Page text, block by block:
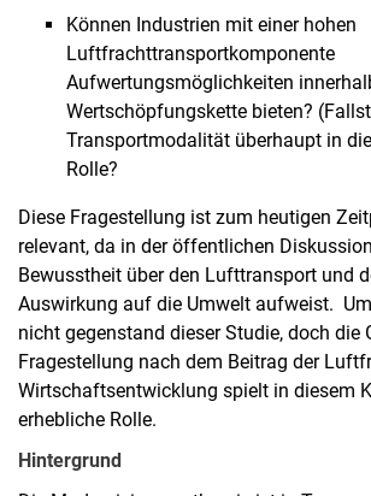
Können Industrien mit einer hohen
Luftfrachttransportkomponente
Aufwertungsmöglichkeiten
Wertschöpfungskette bieten?
Transportmodalität überhaupt in
Rolle?
Diese Fragestellung ist zum heutigen
relevant, da in der öffentlichen
Bewusstheit über den Lufttransport und
Auswirkung auf die Umwelt aufweist.
nicht gegenstand dieser Studie, doch die
Fragestellung nach dem Beitrag der
Wirtschaftsentwicklung spielt in diesem
erhebliche Rolle.
Hintergrund